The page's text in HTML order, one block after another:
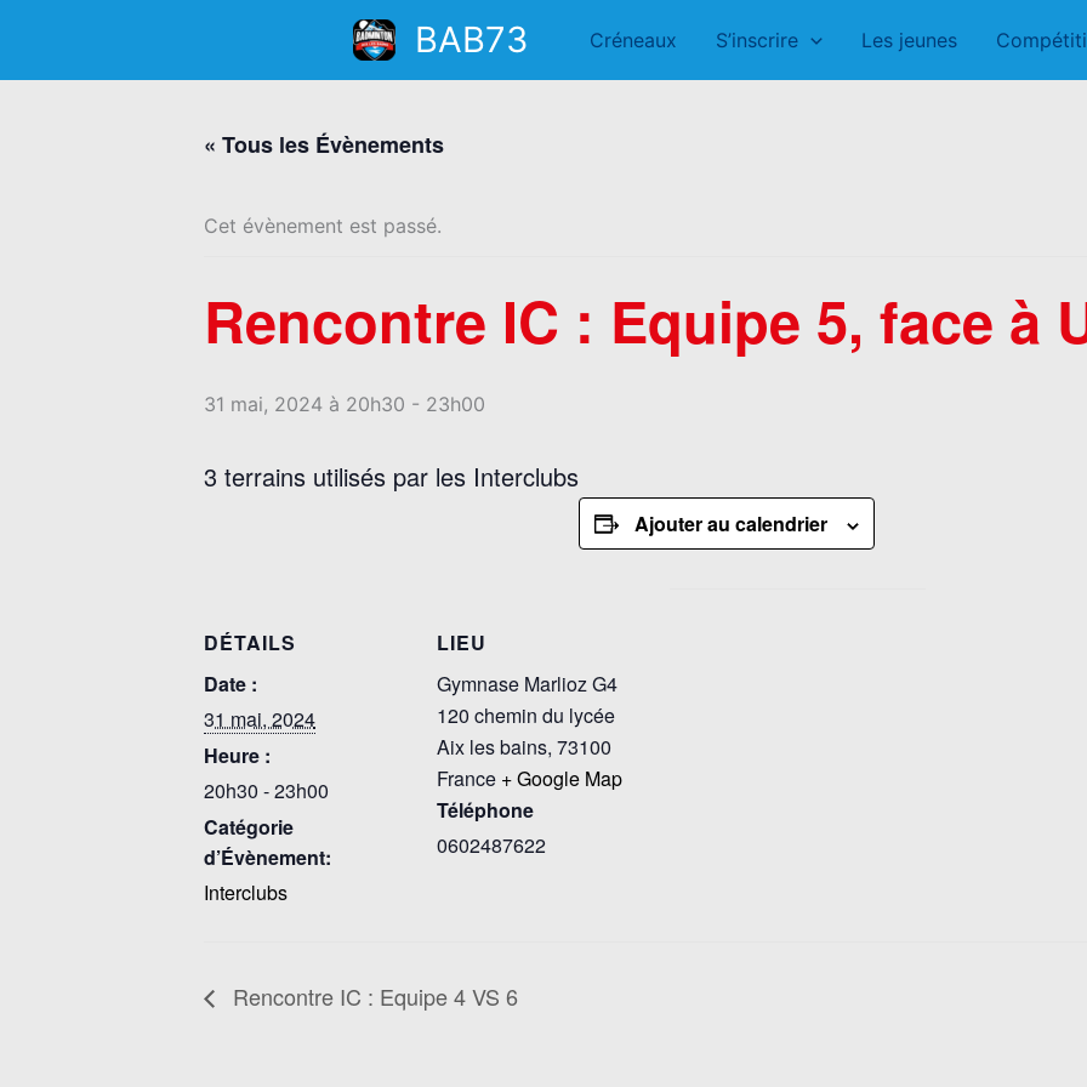
contenu
BAB73 Créneaux S’inscrire Les jeunes
« Tous les Évènements
Cet évènement est passé.
Rencontre IC : Equipe 5, face à
31 mai, 2024 à 20h30 - 23h00
3 terrains utilisés par les Interclubs
Ajouter au calendrier
DÉTAILS
Date :
31 mai, 2024
Heure :
20h30 - 23h00
Catégorie
d’Évènement:
Interclubs
LIEU
Gymnase Marlioz G4
120 chemin du lycée
Aix les bains, 73100
France + Google Map
Téléphone
0602487622
Rencontre IC : Equipe 4 VS 6